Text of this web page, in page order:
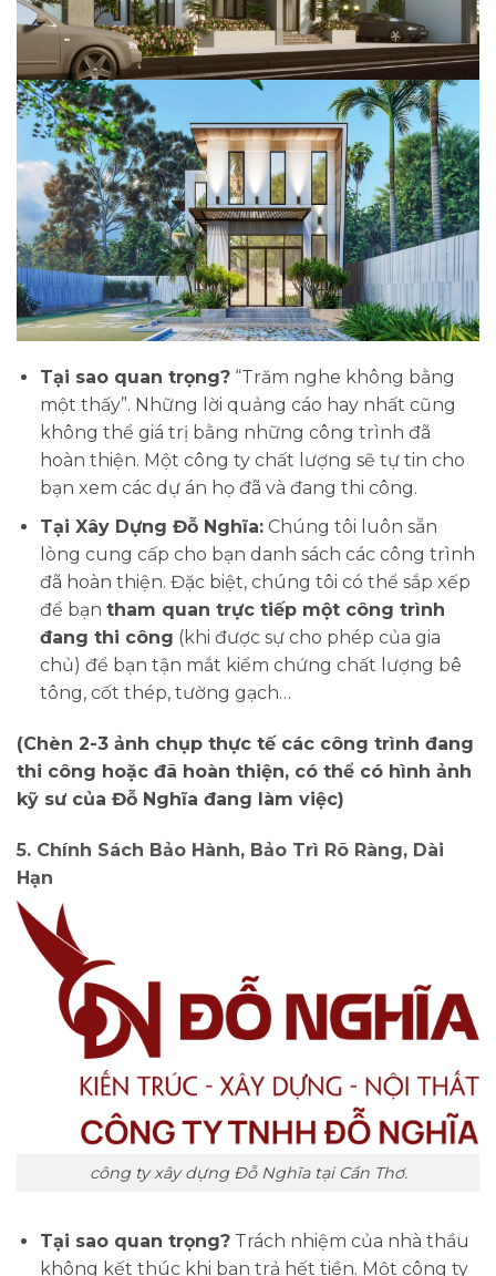
Tại sao quan trọng?“Trăm nghe không bằng
một thấy”. Những lời quảng cáo hay nhất cũng
không thể giá trị bằng những công trình đã
hoàn thiện. Một công ty chất lượng sẽ tự tin cho
bạn xem các dự án họ đã và đang thi công.
Tại Xây Dựng Đỗ Nghĩa:Chúng tôi luôn sẵn
lòng cung cấp cho bạn danh sách các công trình
đã hoàn thiện. Đặc biệt, chúng tôi có thể sắp xếp
để bạn tham quan trực tiếp một công trình
đang thi công (khi được sự cho phép của gia
chủ) để bạn tận mắt kiểm chứng chất lượng bê
tông, cốt thép, tường gạch…
(Chèn 2-3 ảnh chụp thực tế các công trình đang
thi công hoặc đã hoàn thiện, có thể có hình ảnh
kỹ sư của Đỗ Nghĩa đang làm việc)
5. Chính Sách Bảo Hành, Bảo Trì Rõ Ràng, Dài
Hạn
công ty xây dựng Đỗ Nghĩa tại Cần Thơ.
Tại sao quan trọng?Trách nhiệm của nhà thầu
không kết thúc khi bạn trả hết tiền. Một công ty